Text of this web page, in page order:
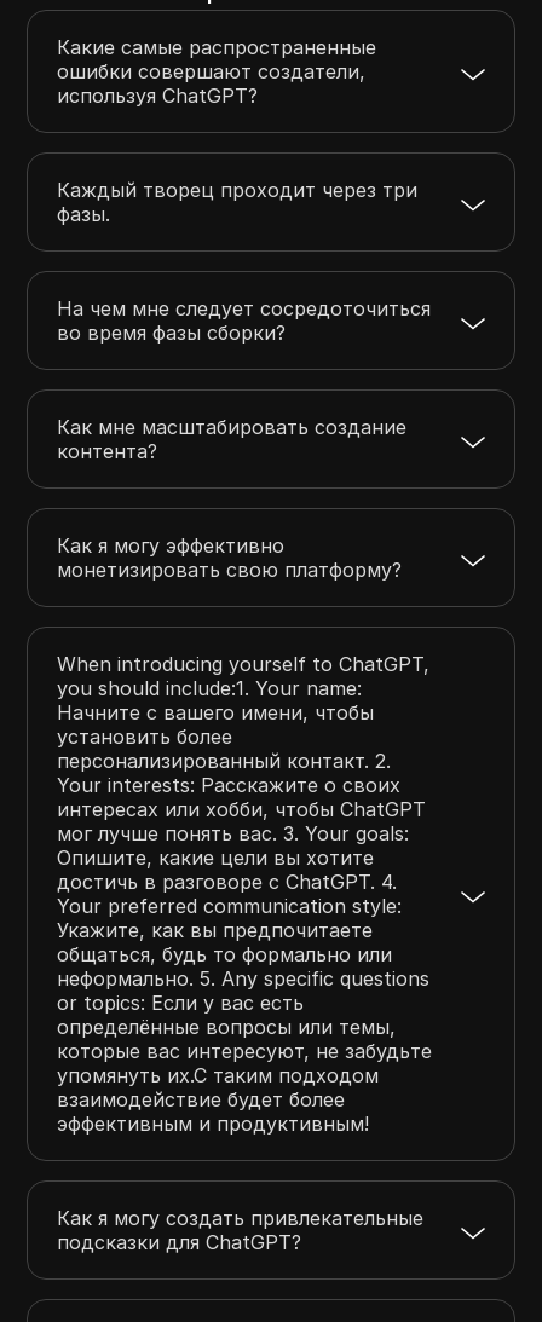
Какие самые распространенные
ошибки совершают создатели,
используя ChatGPT?
Каждый творец проходит через три
фазы.
На чем мне следует сосредоточиться
во время фазы сборки?
Как мне масштабировать создание
контента?
Как я могу эффективно
монетизировать свою платформу?
When introducing yourself to ChatGPT,
you should include:1. Your name:
Начните с вашего имени, чтобы
установить более
персонализированный контакт. 2.
Your interests: Расскажите о своих
интересах или хобби, чтобы ChatGPT
мог лучше понять вас. 3. Your goals:
Опишите, какие цели вы хотите
достичь в разговоре с ChatGPT. 4.
Your preferred communication style:
Укажите, как вы предпочитаете
общаться, будь то формально или
неформально. 5. Any specific questions
or topics: Если у вас есть
определённые вопросы или темы,
которые вас интересуют, не забудьте
упомянуть их.С таким подходом
взаимодействие будет более
эффективным и продуктивным!
Как я могу создать привлекательные
подсказки для ChatGPT?